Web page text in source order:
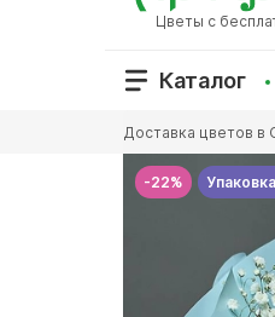
Цветы с
Каталог
здесь
Доставка цветов в
-22%